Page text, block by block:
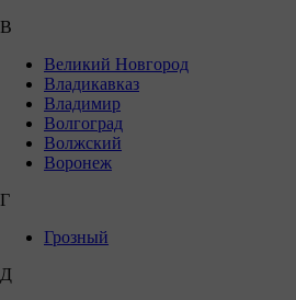
В
Великий Новгород
Владикавказ
Владимир
Волгоград
Волжский
Воронеж
Г
Грозный
Д